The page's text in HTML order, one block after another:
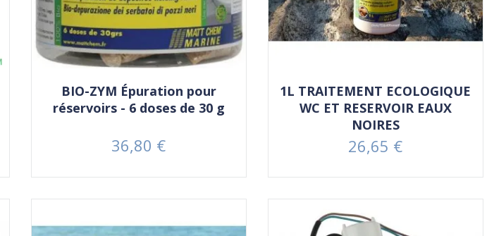
BIO-ZYM Épuration pour
réservoirs - 6 doses de 30 g
Prix
36,80 €
1L TRAITEMENT ECOLOGIQUE
WC ET RESERVOIR EAUX
NOIRES
Prix
26,65 €